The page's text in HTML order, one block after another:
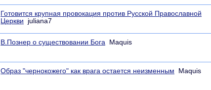
Готовится крупная провокация против Русской Православной
Церкви
juliana7
В.Познер о существовании Бога Maquis
Образ "чернокожего" как врага остается неизменным Maquis